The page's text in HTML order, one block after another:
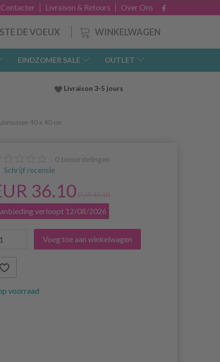
Over Ons
Livraison & Retours
WINKELWAGEN
DE VOEUX
EINDZOMER SALE OUTLET
Livraison 3-5 jours
40 x 40 cm
0 beoordelingen
Schrijf recensie
36.10 EUR 45.10
verloopt 12/08/2026
Voeg toe aan winkelwagen
voorraad